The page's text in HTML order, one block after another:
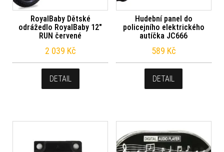
RoyalBaby Dětské
odrážedlo RoyalBaby 12″
RUN červené
2 039 Kč
DETAIL
Hudební panel do
policejního elektrického
autíčka JC666
589 Kč
DETAIL